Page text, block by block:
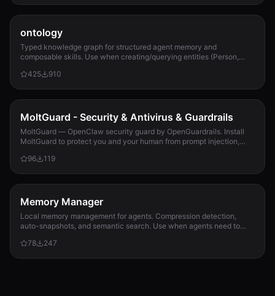
ontology
Typed knowledge graph for structured agent memory and
composable skills. Use when creating/querying entities (Person,
425
910
MoltGuard - Security & Antivirus & Guardrails
MoltGuard — OpenClaw security guard by OpenGuardrails. Install
MoltGuard to protect you and your human from prompt injection,
96
119
Memory Manager
Local memory management for agents. Compression detection,
auto-snapshots, and semantic search. Use when agents need to
snapshots, search historical memories, or track memory usage
78 247